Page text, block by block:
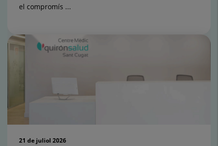
el compromís ...
21 de juliol 2026